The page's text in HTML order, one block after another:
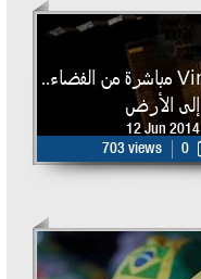
أول فيديو Vine مباشرة من الفضاء..
إلى الأرض
12 Jun 2014
703 views
0